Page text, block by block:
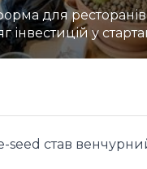
для
у
seed став